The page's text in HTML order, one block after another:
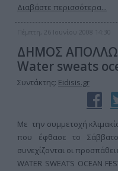
Διαβάστε περισσότερα...
Πέμπτη, 26 Ιουνίου 2008 14:30
ΔΗΜΟΣ
Water sweats
Συντάκτης: Eidisis.gr
Με την συμμετοχή
που έφθασε το
συνεχίζονται οι
WATER SWEATS OCEAN